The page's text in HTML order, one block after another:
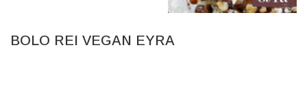
BOLO REI VEGAN EYRA